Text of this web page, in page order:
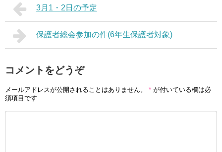
3月1・2日の予定
保護者総会参加の件(6年生保護者対象)
コメントをどうぞ
メールアドレスが公開されることはありません。 * が付いている欄は必
須項目です